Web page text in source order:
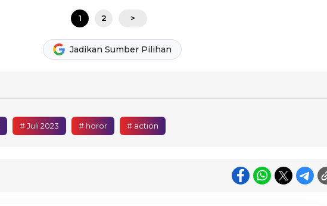
1 2 >
Jadikan Sumber Pilihan
# Juli 2023 # horor # action